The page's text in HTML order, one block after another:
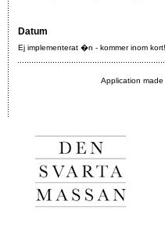
Datum
Ej implementerat �n - kommer inom kort!
Application made